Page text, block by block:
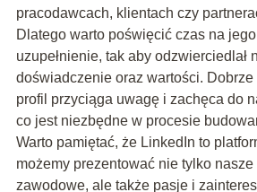
pracodawcach, klientach czy
Dlatego warto poświęcić czas na
uzupełnienie, tak aby odzwierciedlał
doświadczenie oraz wartości.
profil przyciąga uwagę i zachęca do
co jest niezbędne w procesie
Warto pamiętać, że LinkedIn to
możemy prezentować nie tylko
zawodowe, ale także pasje i